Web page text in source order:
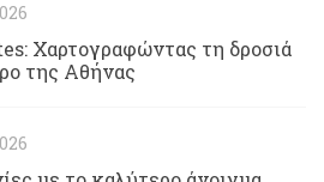
Χαρτογραφώντας τη δροσιά
της Αθήνας